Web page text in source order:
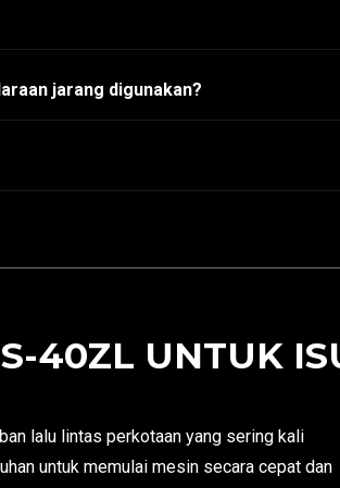
jarang digunakan?
40ZL UNTUK
lalu lintas perkotaan yang sering kali
untuk memulai mesin secara cepat dan